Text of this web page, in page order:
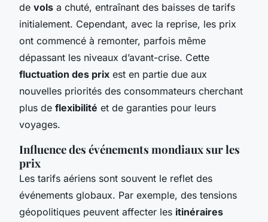
de vols a chuté, entraînant des baisses de tarifs
initialement. Cependant, avec la reprise, les prix
ont commencé à remonter, parfois même
dépassant les niveaux d’avant-crise. Cette
fluctuation des prix est en partie due aux
nouvelles priorités des consommateurs cherchant
plus de flexibilité et de garanties pour leurs
voyages.
Influence des événements mondiaux sur les
prix
Les tarifs aériens sont souvent le reflet des
événements globaux. Par exemple, des tensions
géopolitiques peuvent affecter les itinéraires